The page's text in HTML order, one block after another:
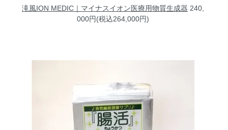
滝風ION MEDIC｜マイナスイオン医療用物質生成器 240,
000円(税込264,000円)